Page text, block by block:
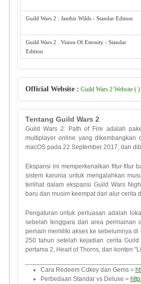
Guild Wars 2 : Janthir Wilds - Standar Edition
Guild Wars 2 : Vision Of Eternity - Standar
Edition
Official Website : Guild Wars 2 Website ( )
Tentang Guild Wars 2
Guild Wars 2: Path of Fire adalah
multiplayer online yang dikembangkan
macOS pada 22 September 2017, dan
Ekspansi ini memperkenalkan fitur-fitur
sistem karunia untuk mengalahkan
terlihat dalam ekspansi Guild Wars
baru dan musim keempat dari alur cerita
Pengaturan untuk perluasan adalah
sebelah tenggara dari area permainan
pemain memiliki akses ke sebelumnya
250 tahun setelah kejadian cerita
pertama 2, Heart of Thorns, dan konten
Cara Redeem Cdkey dan Gems =
Perbedaan Standar vs Deluxe =